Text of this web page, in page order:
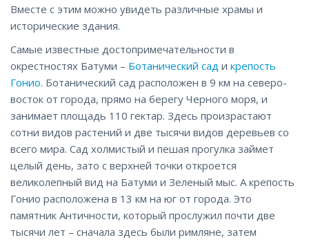
Вместе с этим можно увидеть различные храмы и
исторические здания.
Самые известные достопримечательности в
окрестностях Батуми – Ботанический сад и крепость
Гонио. Ботанический сад расположен в 9 км на северо-
восток от города, прямо на берегу Черного моря, и
занимает площадь 110 гектар. Здесь произрастают
сотни видов растений и две тысячи видов деревьев со
всего мира. Сад холмистый и пешая прогулка займет
целый день, зато с верхней точки откроется
великолепный вид на Батуми и Зеленый мыс. А крепость
Гонио расположена в 13 км на юг от города. Это
памятник Античности, который прослужил почти две
тысячи лет – сначала здесь были римляне, затем